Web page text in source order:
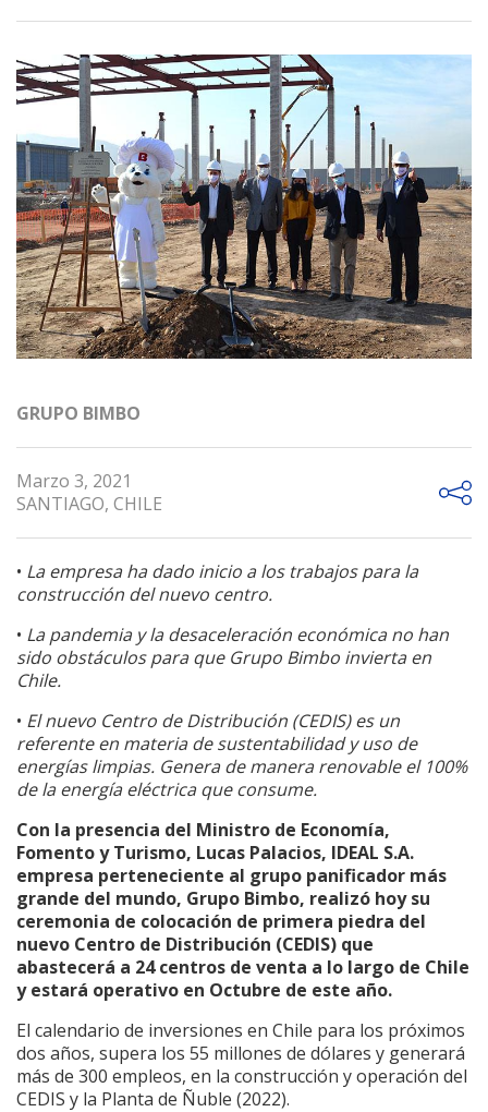
GRUPO BIMBO
Marzo 3, 2021
SANTIAGO, CHILE
• La empresa ha dado inicio a los trabajos para la
construcción del nuevo centro.
• La pandemia y la desaceleración económica no han
sido obstáculos para que Grupo Bimbo invierta en
Chile.
• El nuevo Centro de Distribución (CEDIS) es un
referente en materia de sustentabilidad y uso de
energías limpias. Genera de manera renovable el 100%
de la energía eléctrica que consume.
Con la presencia del Ministro de Economía,
Fomento y Turismo, Lucas Palacios, IDEAL S.A.
empresa perteneciente al grupo panificador más
grande del mundo, Grupo Bimbo, realizó hoy su
ceremonia de colocación de primera piedra del
nuevo Centro de Distribución (CEDIS) que
abastecerá a 24 centros de venta a lo largo de Chile
y estará operativo en Octubre de este año.
El calendario de inversiones en Chile para los próximos
dos años, supera los 55 millones de dólares y generará
más de 300 empleos, en la construcción y operación del
CEDIS y la Planta de Ñuble (2022).